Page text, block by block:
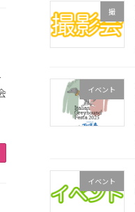
撮
イベント
イベント